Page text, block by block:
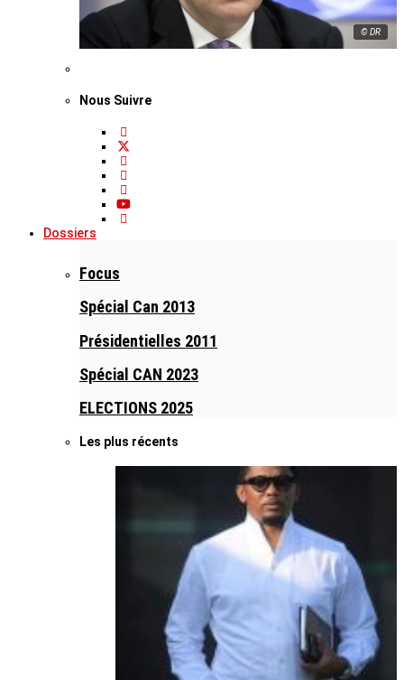
© DR
Nous Suivre
Dossiers
Focus
Spécial Can 2013
Présidentielles 2011
Spécial CAN 2023
ELECTIONS 2025
Les plus récents